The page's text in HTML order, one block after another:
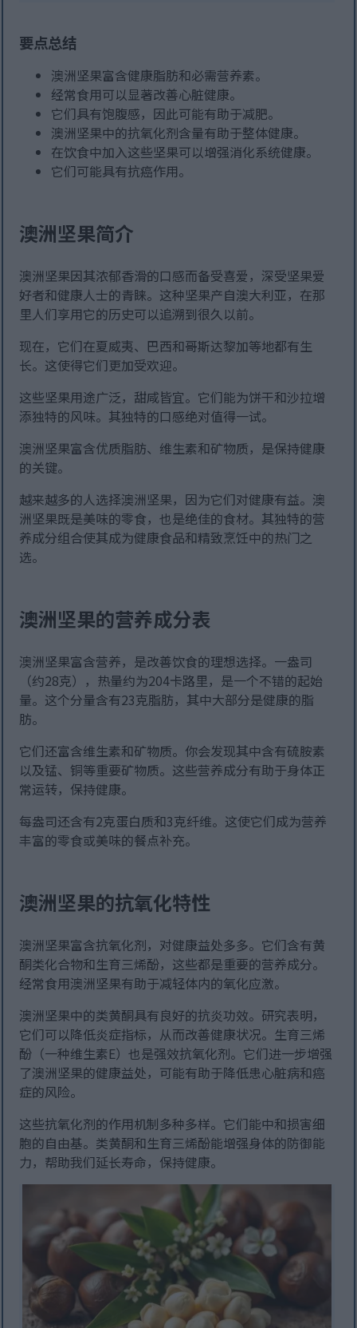
要点总结
澳洲坚果富含健康脂肪和必需营养素。
经常食用可以显著改善心脏健康。
它们具有饱腹感，因此可能有助于减肥。
澳洲坚果中的抗氧化剂含量有助于整体健康。
在饮食中加入这些坚果可以增强消化系统健康。
它们可能具有抗癌作用。
澳洲坚果简介
澳洲坚果因其浓郁香滑的口感而备受喜爱，深受坚果爱
好者和健康人士的青睐。这种坚果产自澳大利亚，在那
里人们享用它的历史可以追溯到很久以前。
现在，它们在夏威夷、巴西和哥斯达黎加等地都有生
长。这使得它们更加受欢迎。
这些坚果用途广泛，甜咸皆宜。它们能为饼干和沙拉增
添独特的风味。其独特的口感绝对值得一试。
澳洲坚果富含优质脂肪、维生素和矿物质，是保持健康
的关键。
越来越多的人选择澳洲坚果，因为它们对健康有益。澳
洲坚果既是美味的零食，也是绝佳的食材。其独特的营
养成分组合使其成为健康食品和精致烹饪中的热门之
选。
澳洲坚果的营养成分表
澳洲坚果富含营养，是改善饮食的理想选择。一盎司
（约28克），热量约为204卡路里，是一个不错的起始
量。这个分量含有23克脂肪，其中大部分是健康的脂
肪。
它们还富含维生素和矿物质。你会发现其中含有硫胺素
以及锰、铜等重要矿物质。这些营养成分有助于身体正
常运转，保持健康。
每盎司还含有2克蛋白质和3克纤维。这使它们成为营养
丰富的零食或美味的餐点补充。
澳洲坚果的抗氧化特性
澳洲坚果富含抗氧化剂，对健康益处多多。它们含有黄
酮类化合物和生育三烯酚，这些都是重要的营养成分。
经常食用澳洲坚果有助于减轻体内的氧化应激。
澳洲坚果中的类黄酮具有良好的抗炎功效。研究表明，
它们可以降低炎症指标，从而改善健康状况。生育三烯
酚（一种维生素E）也是强效抗氧化剂。它们进一步增强
了澳洲坚果的健康益处，可能有助于降低患心脏病和癌
症的风险。
这些抗氧化剂的作用机制多种多样。它们能中和损害细
胞的自由基。类黄酮和生育三烯酚能增强身体的防御能
力，帮助我们延长寿命，保持健康。